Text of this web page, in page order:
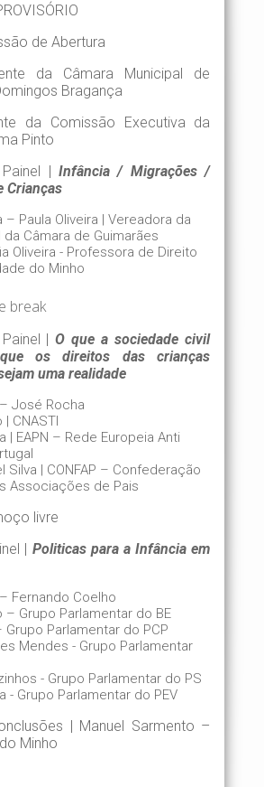
de Abertura
da Câmara Municipal de
Bragança
da Comissão Executiva da
Pinto
|Infância / Migrações /
Crianças
– Paula Oliveira | Vereadora da
Câmara de Guimarães
Oliveira - Professora de Direito
do Minho
break
|O que a sociedade civil
os direitos das crianças
uma realidade
José Rocha
| CNASTI
| EAPN – Rede Europeia Anti
Silva | CONFAP – Confederação
Associações de Pais
livre
| Politicas para a Infância em
Fernando Coelho
Grupo Parlamentar do BE
Grupo Parlamentar do PCP
Mendes - Grupo Parlamentar
- Grupo Parlamentar do PS
- Grupo Parlamentar do PEV
| Manuel Sarmento –
Minho